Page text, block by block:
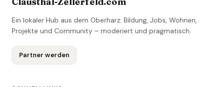
Ein lokaler Hub aus dem Oberharz: Bildung, Jobs, Wohnen,
Projekte und Community – moderiert und pragmatisch.
Partner werden